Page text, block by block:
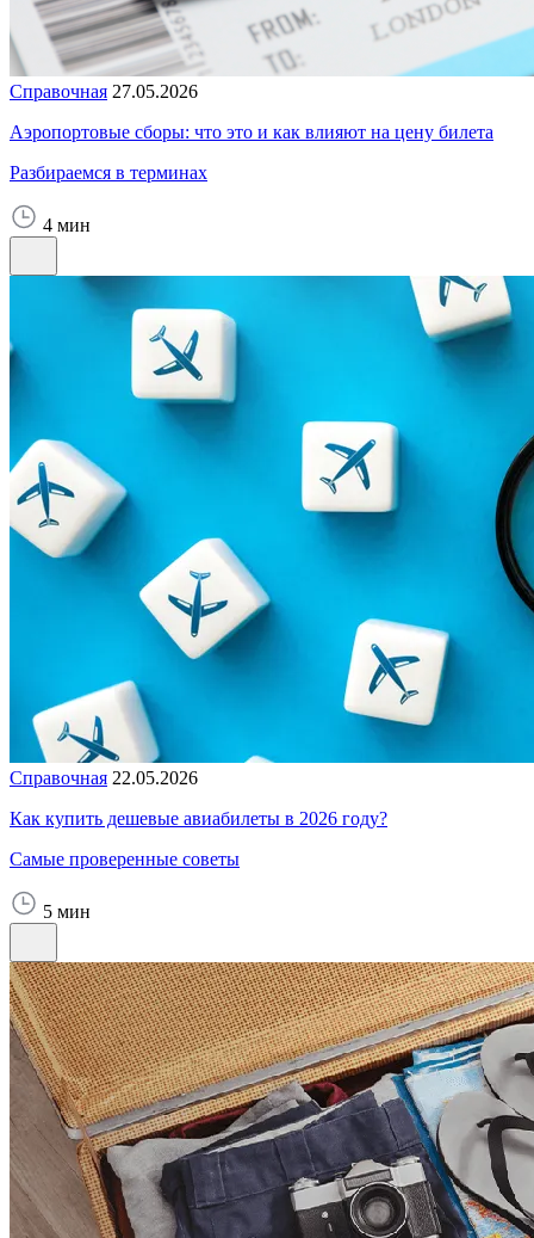
Справочная 27.05.2026
Аэропортовые сборы: что это и как влияют на цену билета
Разбираемся в терминах
4 мин
Справочная 22.05.2026
Как купить дешевые авиабилеты в 2026 году?
Самые проверенные советы
5 мин